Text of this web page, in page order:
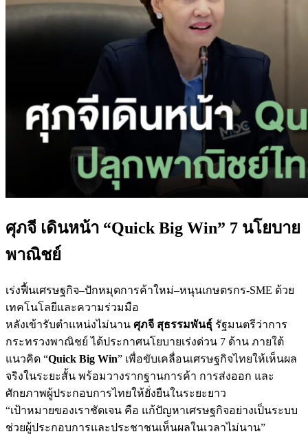
ศุภจี เดินหน้า “Quick Big Win” 7 นโยบาย
พาณิชย์
เร่งฟื้นเศรษฐกิจ–ปักหมุดการค้าใหม่–หนุนเกษตรกร-SME ด้วย
เทคโนโลยีและความร่วมมือ
หลังเข้ารับตำแหน่งไม่นาน ศุภจี สุธรรมพันธุ์ รัฐมนตรีว่าการ
กระทรวงพาณิชย์ ได้ประกาศนโยบายเร่งด่วน 7 ด้าน ภายใต้
แนวคิด “Quick Big Win” เพื่อขับเคลื่อนเศรษฐกิจไทยให้เห็นผล
จริงในระยะสั้น พร้อมวางรากฐานการค้า การส่งออก และ
ศักยภาพผู้ประกอบการไทยให้ยั่งยืนในระยะยาว
“เป้าหมายของเราชัดเจน คือ แก้ปัญหาเศรษฐกิจอย่างเป็นระบบ
ช่วยผู้ประกอบการและประชาชนเห็นผลในเวลาไม่นาน”